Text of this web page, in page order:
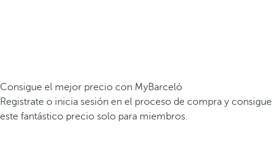
Consigue el mejor precio con MyBarceló
Registrate o inicia sesión en el proceso de compra y consigue
este fantástico precio solo para miembros.